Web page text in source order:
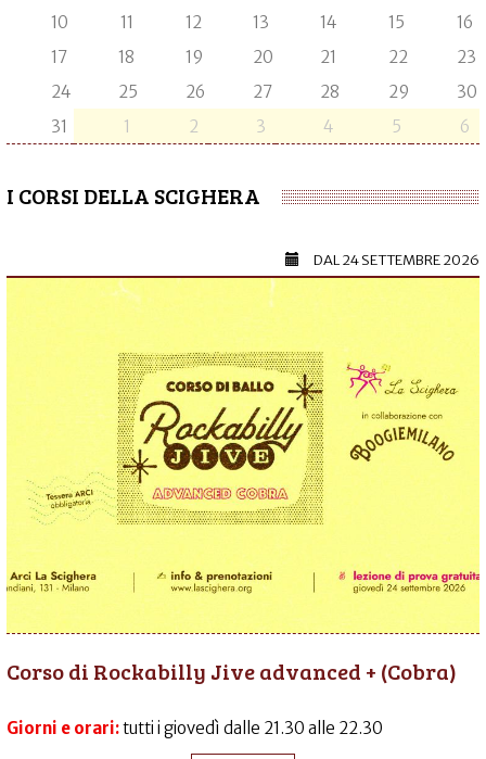
10
11 12 13 14 15
16
17
18 19 20 21 22
23
24
25 26 27 28 29
30
31
1 2 3 4 5 6
I CORSI DELLA SCIGHERA
DAL24 SETTEMBRE 2026
Corso di Rockabilly Jive advanced + (Cobra)
Giorni e orari:tutti i giovedì dalle 21.30 alle 22.30